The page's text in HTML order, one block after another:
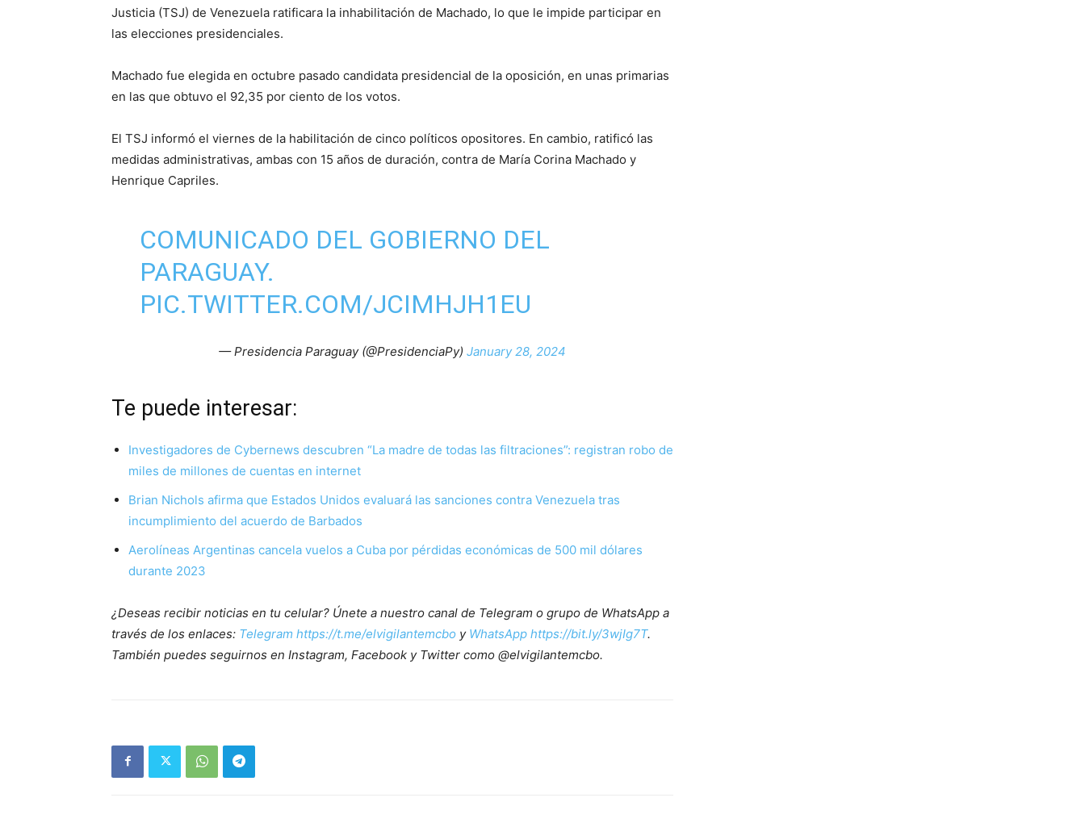
Justicia (TSJ) de Venezuela ratificara la inhabilitación de Machado, lo que le impide participar en
las elecciones presidenciales.
Machado fue elegida en octubre pasado candidata presidencial de la oposición, en unas primarias
en las que obtuvo el 92,35 por ciento de los votos.
El TSJ informó el viernes de la habilitación de cinco políticos opositores. En cambio, ratificó las
medidas administrativas, ambas con 15 años de duración, contra de María Corina Machado y
Henrique Capriles.
COMUNICADO DEL GOBIERNO DEL
PARAGUAY.
PIC.TWITTER.COM/JCIMHJH1EU
— Presidencia Paraguay (@PresidenciaPy) January 28, 2024
Te puede interesar:
Investigadores de Cybernews descubren “La madre de todas las filtraciones”: registran robo de
miles de millones de cuentas en internet
Brian Nichols afirma que Estados Unidos evaluará las sanciones contra Venezuela tras
incumplimiento del acuerdo de Barbados
Aerolíneas Argentinas cancela vuelos a Cuba por pérdidas económicas de 500 mil dólares
durante 2023
¿Deseas recibir noticias en tu celular? Únete a nuestro canal de Telegram o grupo de WhatsApp a
través de los enlaces: Telegram https://t.me/elvigilantemcbo y WhatsApp https://bit.ly/3wjIg7T.
También puedes seguirnos en Instagram, Facebook y Twitter como @elvigilantemcbo.